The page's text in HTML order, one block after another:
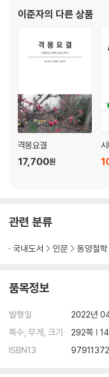
이준자의 다른 상품
격몽요결
17,700원
관련 분류
국내도서 인문 동양철학
품목정보
발행일
2022년
쪽수, 무게, 크기
292쪽 |
ISBN13